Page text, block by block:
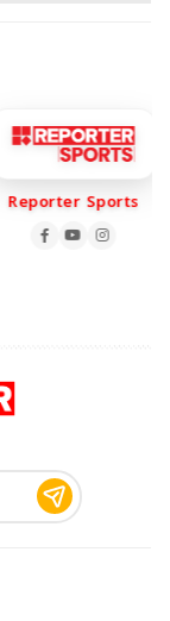
Reporter Sports